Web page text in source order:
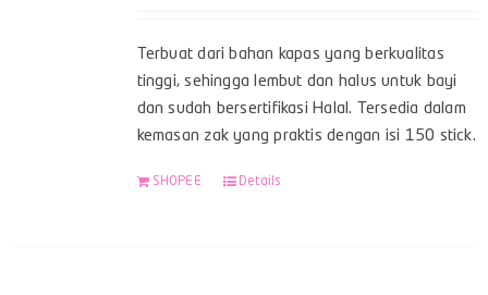
Terbuat dari bahan kapas yang berkualitas
tinggi, sehingga lembut dan halus untuk bayi
dan sudah bersertifikasi Halal. Tersedia dalam
kemasan zak yang praktis dengan isi 150 stick.
SHOPEE Details